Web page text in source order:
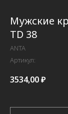
Мужские
TD 38
ANTA
Артикул:
3534,00₽